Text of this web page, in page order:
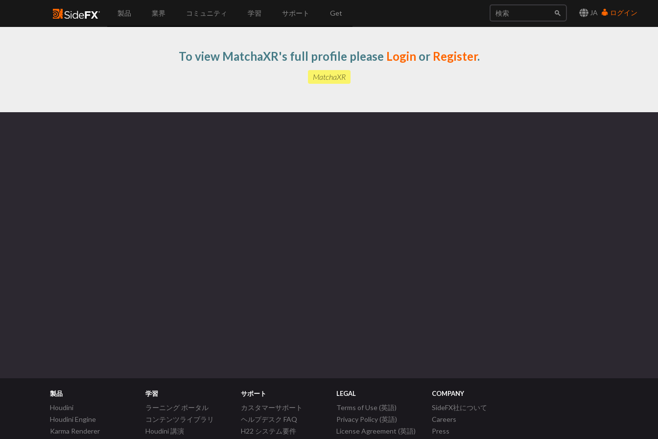
JA ログイン
製品 業界 コミュニティ 学習 サポート Get
To view MatchaXR's full profile please Login or Register.
MatchaXR
製品
Houdini
Houdini Engine
Karma Renderer
学習
ラーニング ポータル
コンテンツライブラリ
Houdini 講演
サポート
カスタマーサポート
ヘルプデスク FAQ
H22 システム要件
LEGAL
Terms of Use (英語)
Privacy Policy (英語)
License Agreement (英語)
COMPANY
SideFX社について
Careers
Press